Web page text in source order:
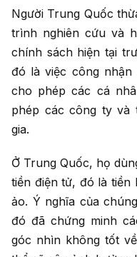
Người Trung Quốc
trình nghiên cứu và
chính sách hiện tại
đó là việc công nhận
cho phép các cá
phép các công ty và
gia.
Ở Trung Quốc, họ
tiền điện tử, đó là tiền
ảo. Ý nghĩa của
đó đã chứng minh
góc nhìn không tốt